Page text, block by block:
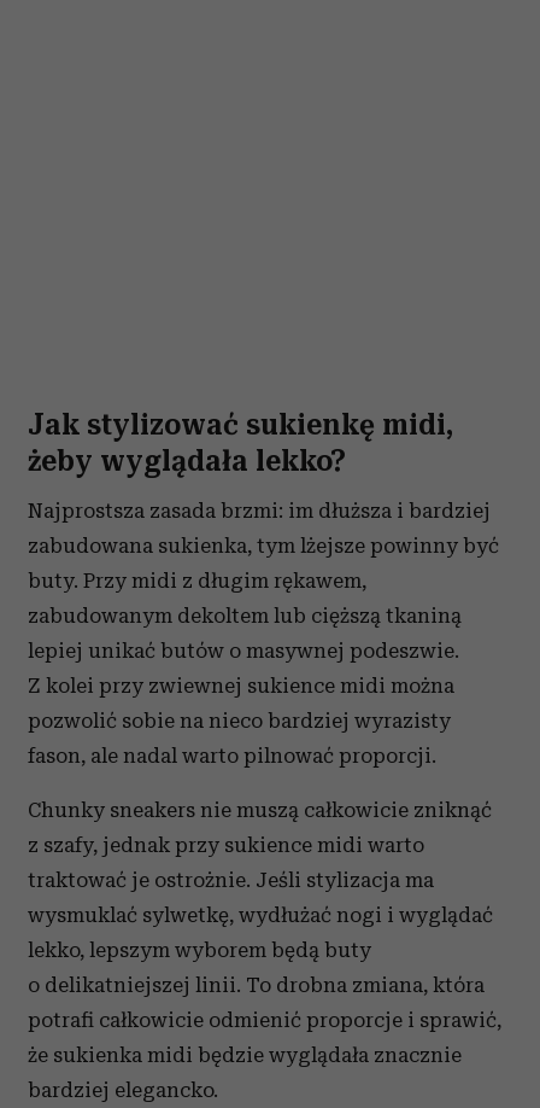
Jak stylizować sukienkę midi,
żeby wyglądała lekko?
Najprostsza zasada brzmi: im dłuższa i bardziej
zabudowana sukienka, tym lżejsze powinny być
buty. Przy midi z długim rękawem,
zabudowanym dekoltem lub cięższą tkaniną
lepiej unikać butów o masywnej podeszwie.
Z kolei przy zwiewnej sukience midi można
pozwolić sobie na nieco bardziej wyrazisty
fason, ale nadal warto pilnować proporcji.
Chunky sneakers nie muszą całkowicie zniknąć
z szafy, jednak przy sukience midi warto
traktować je ostrożnie. Jeśli stylizacja ma
wysmuklać sylwetkę, wydłużać nogi i wyglądać
lekko, lepszym wyborem będą buty
o delikatniejszej linii. To drobna zmiana, która
potrafi całkowicie odmienić proporcje i sprawić,
że sukienka midi będzie wyglądała znacznie
bardziej elegancko.